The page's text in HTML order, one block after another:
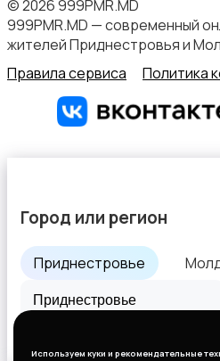
© 2026 999PMR.MD
999PMR.MD — современный
жителей Приднестровья и
Правила сервиса
Политика
Используем куки и рекомендательные
Город или регион
Приднестровье